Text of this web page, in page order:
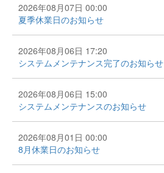
2026年08月07日 00:00
夏季休業日のお知らせ
2026年08月06日 17:20
システムメンテナンス完了のお知らせ
2026年08月06日 15:00
システムメンテナンスのお知らせ
2026年08月01日 00:00
8月休業日のお知らせ